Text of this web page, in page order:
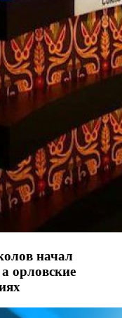
начал
орловские